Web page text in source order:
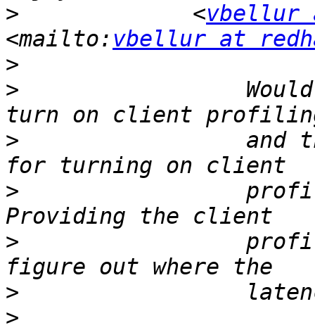
> <vbellur
<mailto: vbellur at
>
> Would it be
> and then run
> profiling can
> profile
>
>